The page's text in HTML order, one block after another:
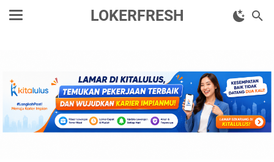
LOKERFRESH